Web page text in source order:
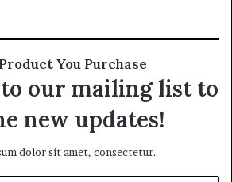
You Purchase
our mailing list to
new updates!
dolor sit amet, consectetur.